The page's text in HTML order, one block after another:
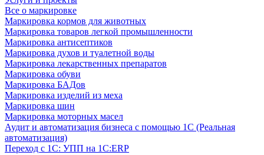
Все о маркировке
Маркировка кормов для животных
Маркировка товаров легкой промышленности
Маркировка антисептиков
Маркировка духов и туалетной воды
Маркировка лекарственных препаратов
Маркировка обуви
Маркировка БАДов
Маркировка изделий из меха
Маркировка шин
Маркировка моторных масел
Аудит и автоматизация бизнеса с помощью 1С (Реальная
автоматизация)
Переход с 1С: УПП на 1С:ERP